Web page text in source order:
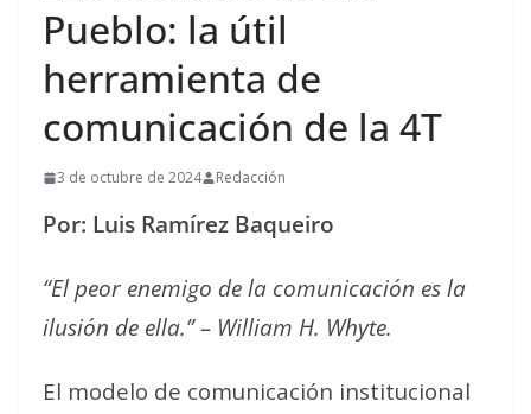
Pueblo: la útil
herramienta de
comunicación de la 4T
3 de octubre de 2024 Redacción
Por: Luis Ramírez Baqueiro
“El peor enemigo de la comunicación es la
ilusión de ella.” – William H. Whyte.
El modelo de comunicación institucional